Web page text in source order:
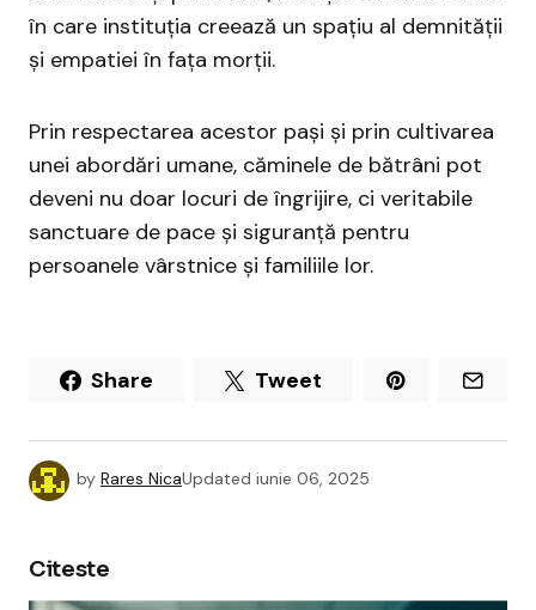
în care instituția creează un spațiu al demnității
și empatiei în fața morții.
Prin respectarea acestor pași și prin cultivarea
unei abordări umane, căminele de bătrâni pot
deveni nu doar locuri de îngrijire, ci veritabile
sanctuare de pace și siguranță pentru
persoanele vârstnice și familiile lor.
Share Tweet
by Rares NicaUpdated iunie 06, 2025
Citeste